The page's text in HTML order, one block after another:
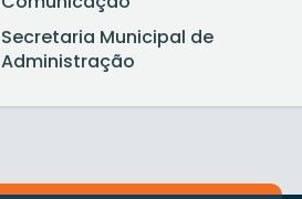
Secretaria Municipal de
Administração